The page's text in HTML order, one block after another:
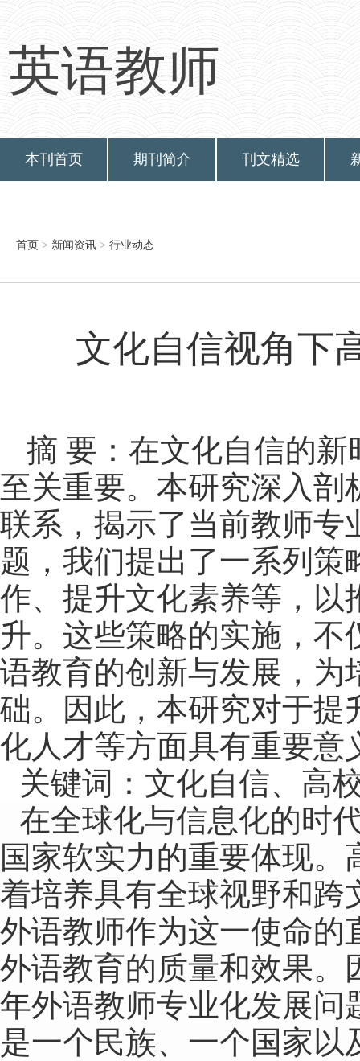
英语教师
本刊首页 期刊简介 刊文精选
首页 > 新闻资讯 > 行业动态
文化自信视角下
摘 要： 在文化自信的新
至关重要。本研究深入剖
联系，揭示了当前教师专
题，我们提出了一系列
作、提升文化素养等，以
升。这些策略的实施，
语教育的创新与发展，为
础。因此，本研究对于提
化人才等方面具有重要意
关键词： 文化自信、高
在全球化与信息化的时
国家软实力的重要体现
着培养具有全球视野和跨
外语教师作为这一使命的
外语教育的质量和效果。
年外语教师专业化发展问
是一个民族、一个国家